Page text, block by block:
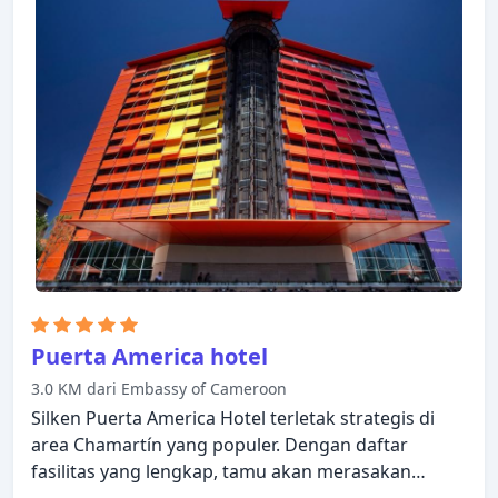
dinikmati oleh para tamu. Setiap kamar didesain
dengan elegan dan dilengkapi dengan fasilitas
yang berguna. Properti ini menawarkan berbagai
pilihan fasilitas rekreasi. Ilunion Suites Madrid
Hotel adalah pilihan yang sangat baik untuk
menjelajahi Madrid atau untuk sekadar bersantai
dan menyegarkan diri.
Puerta America hotel
3.0 KM dari Embassy of Cameroon
Silken Puerta America Hotel terletak strategis di
area Chamartín yang populer. Dengan daftar
fasilitas yang lengkap, tamu akan merasakan